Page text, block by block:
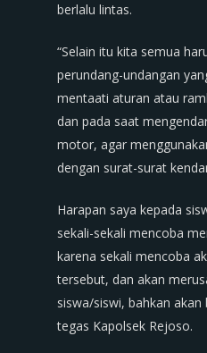
berlalu lintas.
“Selain itu kita semua
perundang-undangan
mentaati aturan atau
dan pada saat
motor, agar
dengan surat-surat
Harapan saya kepada
sekali-sekali mencoba
karena sekali mencoba
tersebut, dan akan
siswa/siswi, bahkan
tegas Kapolsek Rejoso.